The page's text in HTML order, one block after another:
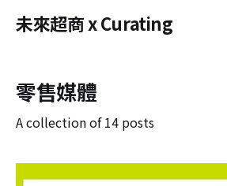
未來超商 x Curating
零售媒體
A collection of 14 posts